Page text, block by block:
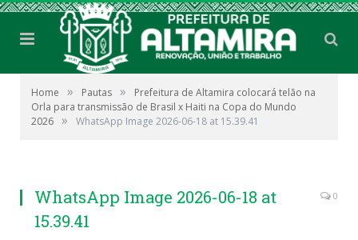
Home » Pautas »
Prefeitura de Altamira colocará telão na
Orla para transmissão de Brasil x Haiti na Copa do Mundo
2026 » WhatsApp Image 2026-06-18 at 15.39.41
WhatsApp Image 2026-06-18 at
15.39.41
0